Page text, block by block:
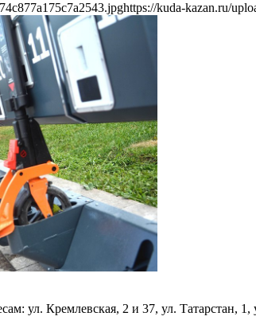
https://kuda-kazan.ru/
ул. Кремлевская, 2 и 37, ул.